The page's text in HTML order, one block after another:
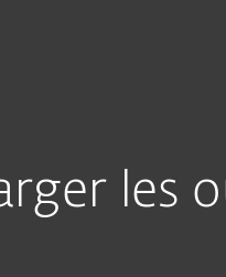
les